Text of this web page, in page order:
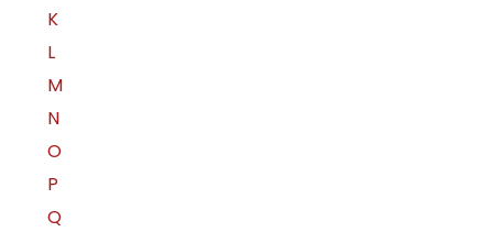
K
L
M
N
O
P
Q